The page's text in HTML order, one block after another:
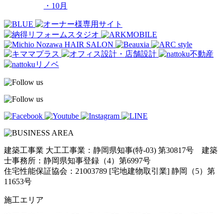
・10月
建築工事業 大工工事業：静岡県知事(特-03) 第30817号 建築
士事務所：静岡県知事登録（4）第6997号
住宅性能保証協会：21003789 [宅地建物取引業] 静岡（5）第
11653号
施工エリア